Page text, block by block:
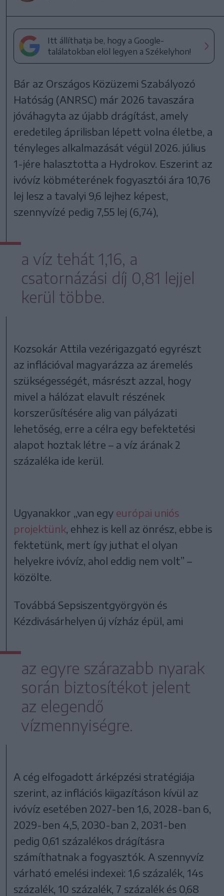
Itt állíthatja be, hogy a Google-
találatokban elöl legyen a Székelyhon!
Bár az Országos Közüzemi Szabályozó
Hatóság (ANRSC) már 2026 tavaszára
jóváhagyta az újabb drágítást, amely
eredetileg áprilisban lépett volna életbe, a
tényleges alkalmazását végül 2026. július
1-jére halasztotta a Hydrokov. Eszerint az
ivóvíz köbméterének fogyasztói ára 10,76
lej lesz a tavalyi 9,6 lejhez képest,
szennyvízé pedig 7,55 lej (6,74),
a víz tehát 1,16, a
csatornázási díj 0,81 lejjel
kerül többe.
Kozsokár Attila vezérigazgató egyrészt
az inflációval magyarázza az áremelés
szükségességét, másrészt azzal, hogy
mivel a hálózat elavult részének
korszerűsítésére alig van pályázati
lehetőség, erre a célra egy befektetési
alapot hoztak létre – a víz árának 2
százaléka ide kerül.
Ugyanakkor „van egy európai uniós
projektünk , ehhez is kell az önrész, ebbe is
fektetünk, mert így juthat el olyan
helyekre ivóvíz, ahol eddig nem volt” –
közölte.
Továbbá Sepsiszentgyörgyön és
Kézdivásárhelyen új vízház épül, ami
az egyre szárazabb nyarak
során biztosítékot jelent
az elegendő
vízmennyiségre.
A cég elfogadott árképzési stratégiája
szerint, az inflációs kiigazításon kívül az
ivóvíz esetében 2027-ben 1,6, 2028-ban 6,
2029-ben 4,5, 2030-ban 2, 2031-ben
pedig 0,61 százalékos drágításra
számíthatnak a fogyasztók. A szennyvíz
várható emelési indexei: 1,6 százalék, 14s
százalék, 10 százalék, 7 százalék és 0,68